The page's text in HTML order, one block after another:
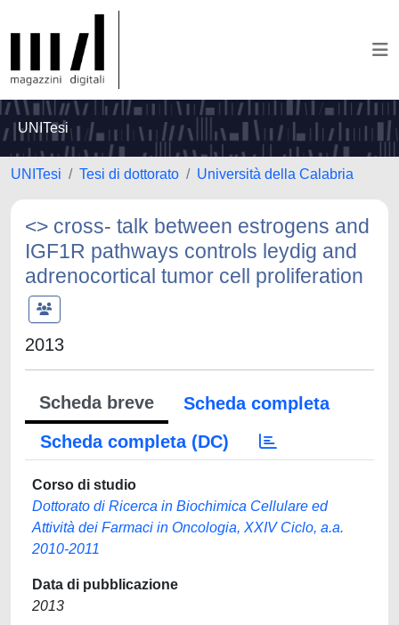
UNITesi
UNITesi Tesi di dottorato Università della Calabria
<> cross- talk between estrogens and
IGF1R pathways controls leydig and
adrenocortical tumor cell proliferation
2013
Scheda breve
Scheda completa
Scheda completa (DC)
Corso di studio
Dottorato di Ricerca in Biochimica Cellulare ed
Attività dei Farmaci in Oncologia, XXIV Ciclo, a.a.
2010-2011
Data di pubblicazione
2013